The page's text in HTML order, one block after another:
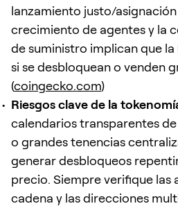
lanzamiento justo/
crecimiento de agentes y la
de suministro implican que
si se desbloquean o venden
(coingecko.com)
Riesgos clave de la
calendarios transparentes
o grandes tenencias
generar desbloqueos
precio. Siempre verifique las
cadena y las direcciones